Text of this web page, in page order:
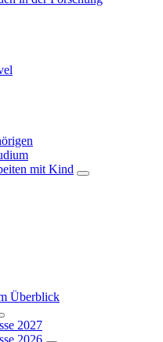
mit Kind
Überblick
2027
2026